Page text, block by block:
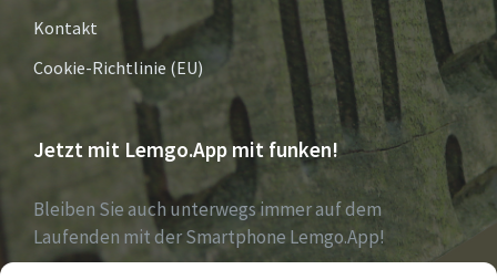
Kontakt
Cookie-Richtlinie (EU)
Jetzt mit Lemgo.App mit funken!
Bleiben Sie auch unterwegs immer auf dem
Laufenden mit der Smartphone Lemgo.App!